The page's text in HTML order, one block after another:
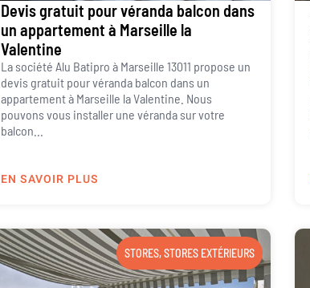
Devis gratuit pour véranda balcon dans
un appartement à Marseille la
Valentine
La société Alu Batipro à Marseille 13011 propose un
devis gratuit pour véranda balcon dans un
appartement à Marseille la Valentine. Nous
pouvons vous installer une véranda sur votre
balcon...
EN SAVOIR PLUS
STORES,STORES EXTÉRIEURS